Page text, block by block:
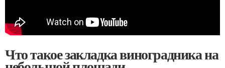
Что такое закладка виноградника на